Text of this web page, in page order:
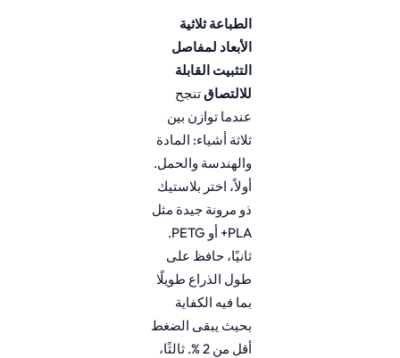
الطباعة ثلاثية
الأبعاد لمفاصل
التثبيت القابلة
للالتصاقتنجح
عندما توازن بين
ثلاثة أشياء: المادة
والهندسة والحمل.
أولاً، اختر بلاستيك
ذو مرونة جيدة مثل
PLA+ أو PETG.
ثانيًا، حافظ على
طول الذراع طويلًا
بما فيه الكفاية
بحيث يبقى الضغط
أقل من 2 %. ثالثًا،